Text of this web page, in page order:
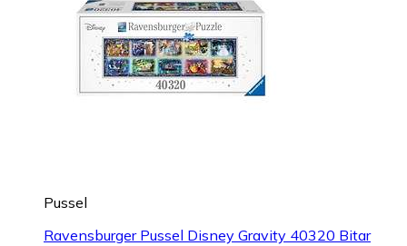
Pussel
Ravensburger Pussel Disney Gravity 40320 Bitar